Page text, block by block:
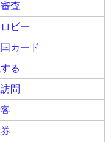
査
ビー
カード
る
問